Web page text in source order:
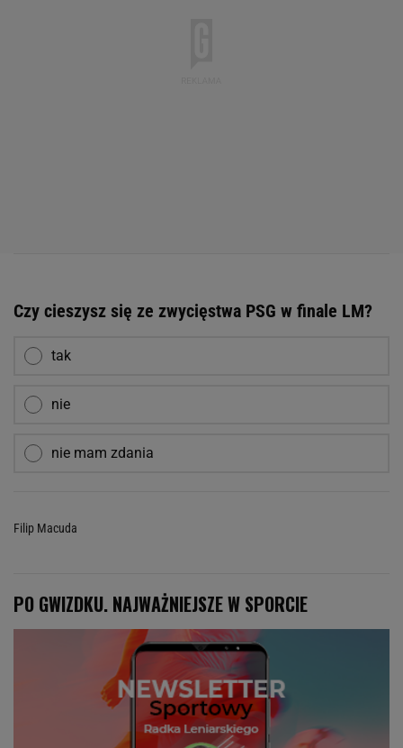
Czy cieszysz się ze zwycięstwa PSG w finale LM?
tak
nie
nie mam zdania
Filip Macuda